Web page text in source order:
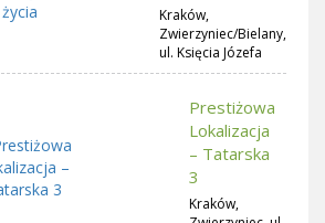
Kraków,
Zwierzyniec/Bielany,
ul. Księcia Józefa
Prestiżowa
Lokalizacja
– Tatarska
3
Kraków,